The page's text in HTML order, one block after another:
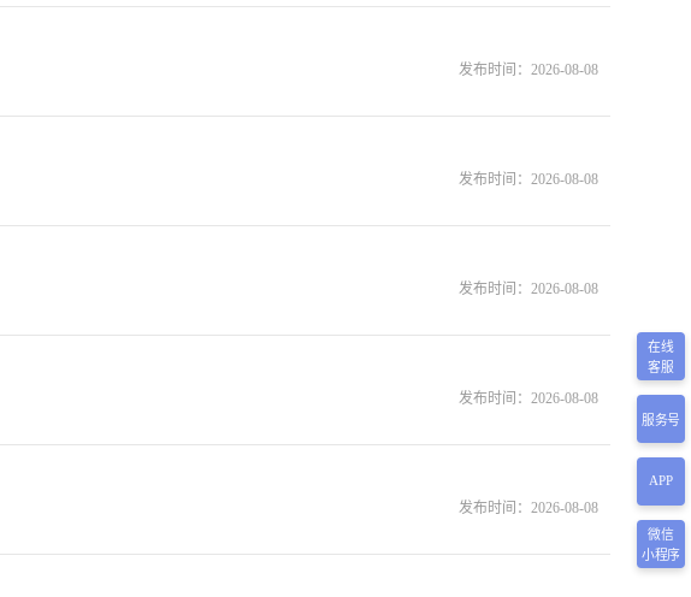
发布时间： 2026-08-08
发布时间： 2026-08-08
发布时间： 2026-08-08
发布时间： 2026-08-08
发布时间： 2026-08-08
在线
客服
服务号
APP
微信
小程序